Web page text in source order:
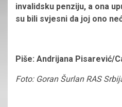
invalidsku penziju, a ona
su bili svjesni da joj ono
Piše: Andrijana Pisarević/
Foto: Goran Šurlan RAS